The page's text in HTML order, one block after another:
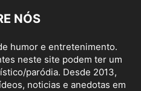
NÓS
humor e entretenimento.
neste site podem ter um
paródia. Desde 2013,
noticias e anedotas em